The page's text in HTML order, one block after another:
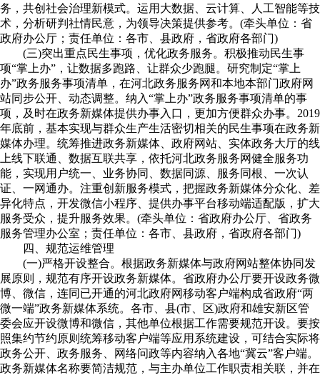
务，共创社会治理新模式。运用大数据、云计算、人工智能等技
术，分析研判社情民意，为领导决策提供参考。(牵头单位：省
政府办公厅；责任单位：各市、县政府，省政府各部门)
(三)突出重点民生事项，优化政务服务。积极推动民生事
项“掌上办”，让数据多跑路、让群众少跑腿。研究制定“掌上
办”政务服务事项清单，在河北政务服务网和本地本部门政府网
站同步公开、动态调整。纳入“掌上办”政务服务事项清单的事
项，及时在政务新媒体提供办事入口，更加方便群众办事。2019
年底前，基本实现与群众生产生活密切相关的民生事项在政务新
媒体办理。统筹推进政务新媒体、政府网站、实体政务大厅的线
上线下联通、数据互联共享，依托河北政务服务网健全服务功
能，实现用户统一、业务协同、数据同源、服务同根、一次认
证、一网通办。注重创新服务模式，把握政务新媒体分众化、差
异化特点，开发微信小程序、提供办事平台移动端适配版，扩大
服务受众，提升服务效果。(牵头单位：省政府办公厅、省政务
服务管理办公室；责任单位：各市、县政府，省政府各部门)
四、规范运维管理
(一)严格开设整合。根据政务新媒体与政府网站整体协同发
展原则，规范有序开设政务新媒体。省政府办公厅要开设政务微
博、微信，连同已开通的河北政府网移动客户端构成省政府“两
微一端”政务新媒体系统。各市、县(市、区)政府和雄安新区管
委会应开设微博和微信，其他单位根据工作需要规范开设。要按
照集约节约原则统筹移动客户端等应用系统建设，可结合实际将
政务公开、政务服务、网络问政等内容纳入各地“冀云”客户端。
政务新媒体名称要简洁规范，与主办单位工作职责相关联，并在